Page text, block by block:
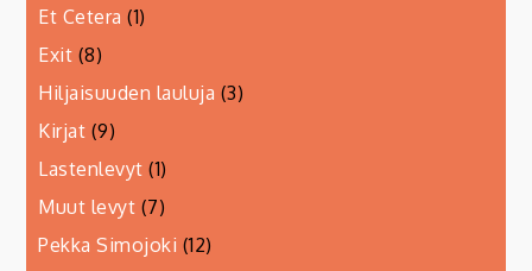
Et Cetera (1)
Exit (8)
Hiljaisuuden lauluja (3)
Kirjat (9)
Lastenlevyt (1)
Muut levyt (7)
Pekka Simojoki (12)